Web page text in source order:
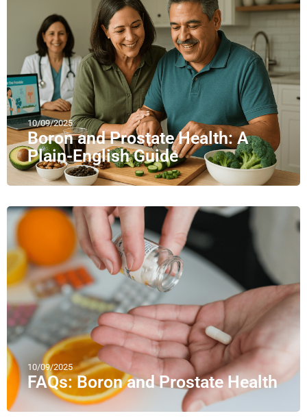
10/09/2025
Boron and Prostate Health: A
Plain-English Guide
10/09/2025
FAQs: Boron and Prostate Health